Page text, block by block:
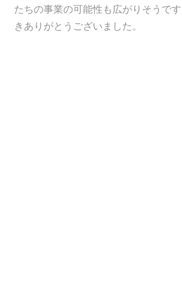
たちの事業の可能性も広がりそうで
きありがとうございました。